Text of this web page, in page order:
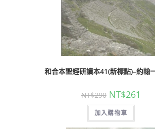
和合本聖經研讀本41(新標點)–約翰
NT$290 NT$261
加入購物車